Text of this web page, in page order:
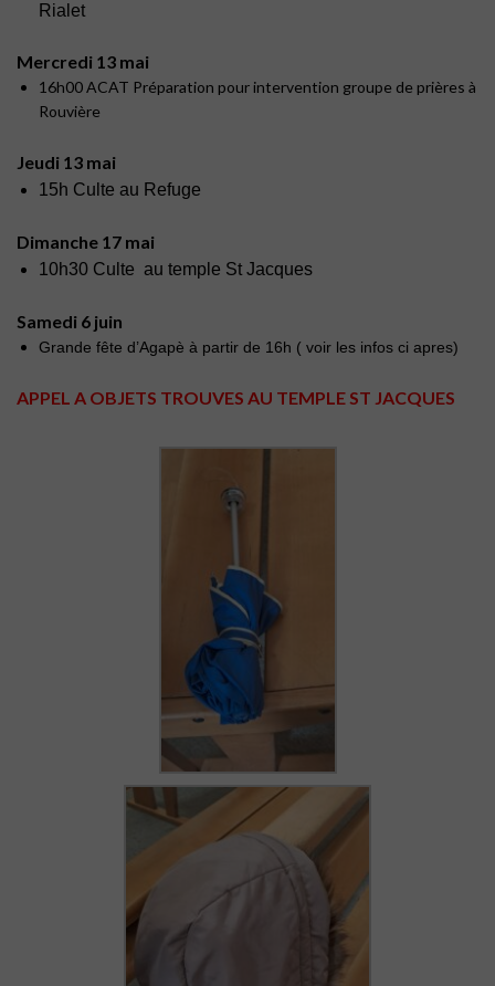
Rialet
Mercredi 13 mai
16h00 ACAT Préparation pour intervention groupe de prières à
Rouvière
Jeudi 13 mai
15h Culte au Refuge
Dimanche 17 mai
10h30 Culte au temple St Jacques
Samedi 6 juin
Grande fête d’Agapè à partir de 16h ( voir les infos ci apres)
APPEL A OBJETS TROUVES AU TEMPLE ST JACQUES